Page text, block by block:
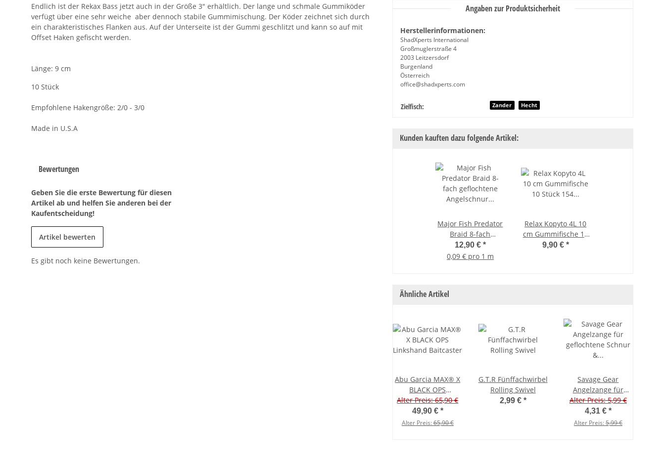
Endlich ist der Rekax Bass jetzt auch in der Größe 3" erhältlich. Der lange und schmale Gummiköder
verfügt über eine sehr weiche aber dennoch stabile Gummimischung. Der Köder zeichnet sich durch
ein charakteristisches Flanken aus. Auf der Unterseite ist der Gummi geschlitzt und kann so auf mit
Offset Haken gefischt werden.
Länge: 9 cm
10 Stück
Empfohlene Hakengröße: 2/0 - 3/0
Made in U.S.A
Bewertungen
Geben Sie die erste Bewertung für diesen
Artikel ab und helfen Sie anderen bei der
Kaufentscheidung!
Artikel bewerten
Es gibt noch keine Bewertungen.
Angaben zur Produktsicherheit
Herstellerinformationen:
ShadXperts International
Großmuglerstraße 4
2003 Leitzersdorf
Burgenland
Österreich
office@shadxperts.com
Produkteigenschaft
Wert
Zielfisch: Zander Hecht
Kunden kauften dazu folgende Artikel:
Major Fish Predator
Braid 8-fach
geflochtene
Angelschnur Lemon
12,90 € *
0,09 € pro 1 m
Relax Kopyto 4L 10
cm Gummifische 10
Stück 154
9,90 € *
Ähnliche Artikel
Abu Garcia MAX® X
BLACK OPS
Linkshand Baitcaster
Alter Preis: 65,90 €
49,90 € *
Alter Preis:65,90 €
G.T.R Fünffachwirbel
Rolling Swivel
2,99 € *
Savage Gear
Angelzange für
geflochtene Schnur
& Sprengringe
Alter Preis: 5,99 €
4,31 € *
Alter Preis:5,99 €